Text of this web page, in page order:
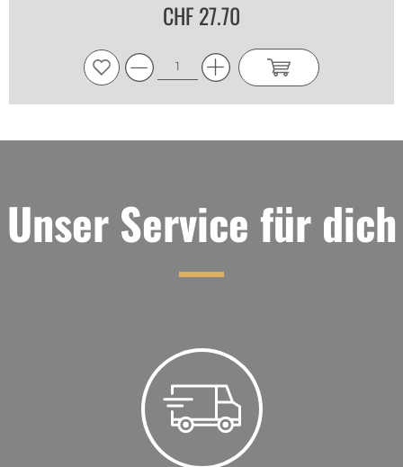
CHF 27.70
Unser Service für dich